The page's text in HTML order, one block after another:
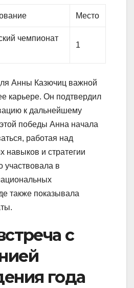
Место
чемпионат
1
Анны Казючиц важной
карьере. Он подтвердил
к дальнейшему
победы Анна начала
работая над
навыков и стратегии
участвовала в
также показывала
с
года